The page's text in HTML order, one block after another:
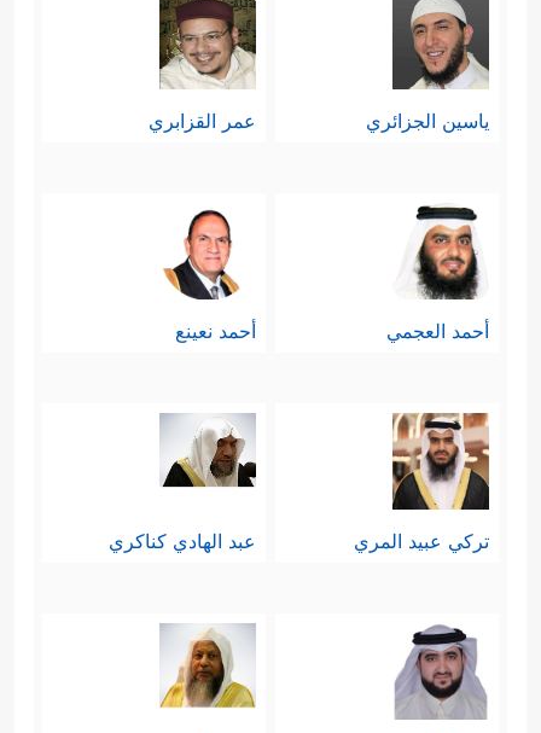
ياسين الجزائري عمر القزابري
أحمد العجمي أحمد نعينع
تركي عبيد المري عبد الهادي كناكري